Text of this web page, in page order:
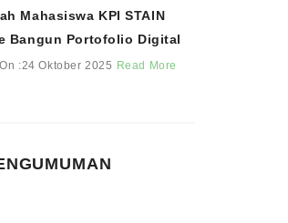
Mahasiswa KPI STAIN
Bangun Portofolio Digital
:24 Oktober 2025 Read More